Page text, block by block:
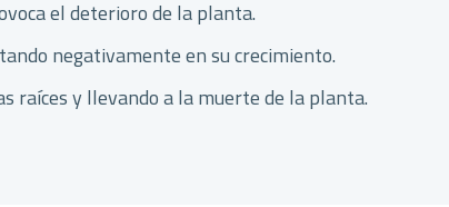
el deterioro de la planta.
negativamente en su crecimiento.
raíces y llevando a la muerte de la planta.